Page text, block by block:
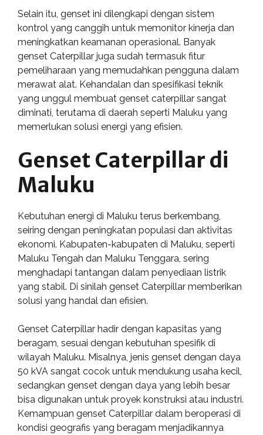
Selain itu, genset ini dilengkapi dengan sistem
kontrol yang canggih untuk memonitor kinerja dan
meningkatkan keamanan operasional. Banyak
genset Caterpillar juga sudah termasuk fitur
pemeliharaan yang memudahkan pengguna dalam
merawat alat. Kehandalan dan spesifikasi teknik
yang unggul membuat genset caterpillar sangat
diminati, terutama di daerah seperti Maluku yang
memerlukan solusi energi yang efisien.
Genset Caterpillar di
Maluku
Kebutuhan energi di Maluku terus berkembang,
seiring dengan peningkatan populasi dan aktivitas
ekonomi. Kabupaten-kabupaten di Maluku, seperti
Maluku Tengah dan Maluku Tenggara, sering
menghadapi tantangan dalam penyediaan listrik
yang stabil. Di sinilah genset Caterpillar memberikan
solusi yang handal dan efisien.
Genset Caterpillar hadir dengan kapasitas yang
beragam, sesuai dengan kebutuhan spesifik di
wilayah Maluku. Misalnya, jenis genset dengan daya
50 kVA sangat cocok untuk mendukung usaha kecil,
sedangkan genset dengan daya yang lebih besar
bisa digunakan untuk proyek konstruksi atau industri.
Kemampuan genset Caterpillar dalam beroperasi di
kondisi geografis yang beragam menjadikannya